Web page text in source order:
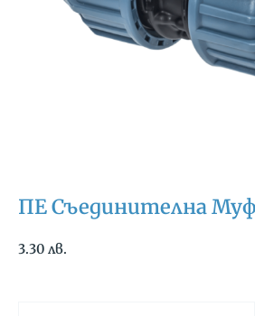
ПЕ Съединителна
3.30 лв.